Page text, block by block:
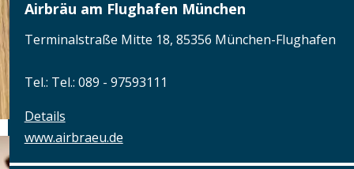
Airbräu am Flughafen München
Terminalstraße Mitte 18, 85356 München-Flughafen
Tel.: Tel.: 089 - 97593111
Details
www.airbraeu.de